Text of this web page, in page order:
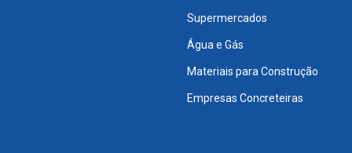
Supermercados
Água e Gás
Materiais para Construção
Empresas Concreteiras